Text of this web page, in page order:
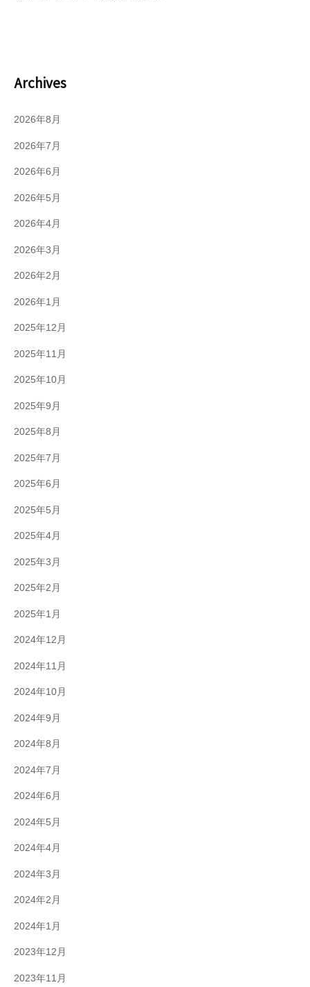
Archives
2026年8月
2026年7月
2026年6月
2026年5月
2026年4月
2026年3月
2026年2月
2026年1月
2025年12月
2025年11月
2025年10月
2025年9月
2025年8月
2025年7月
2025年6月
2025年5月
2025年4月
2025年3月
2025年2月
2025年1月
2024年12月
2024年11月
2024年10月
2024年9月
2024年8月
2024年7月
2024年6月
2024年5月
2024年4月
2024年3月
2024年2月
2024年1月
2023年12月
2023年11月